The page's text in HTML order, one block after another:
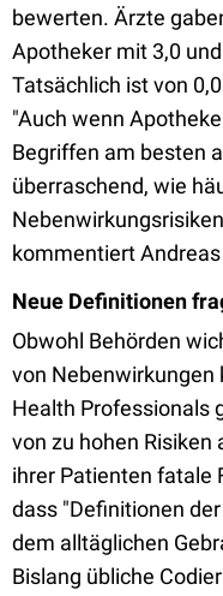
bewerten. Ärzte
Apotheker mit 3,0
Tatsächlich ist von
"Auch wenn
Begriffen am besten
überraschend, wie
kommentiert
Neue Definitionen
Obwohl Behörden
von Nebenwirkungen
Health Professionals
von zu hohen Risiken
ihrer Patienten fatale
dass "Definitionen
dem alltäglichen
Bislang übliche